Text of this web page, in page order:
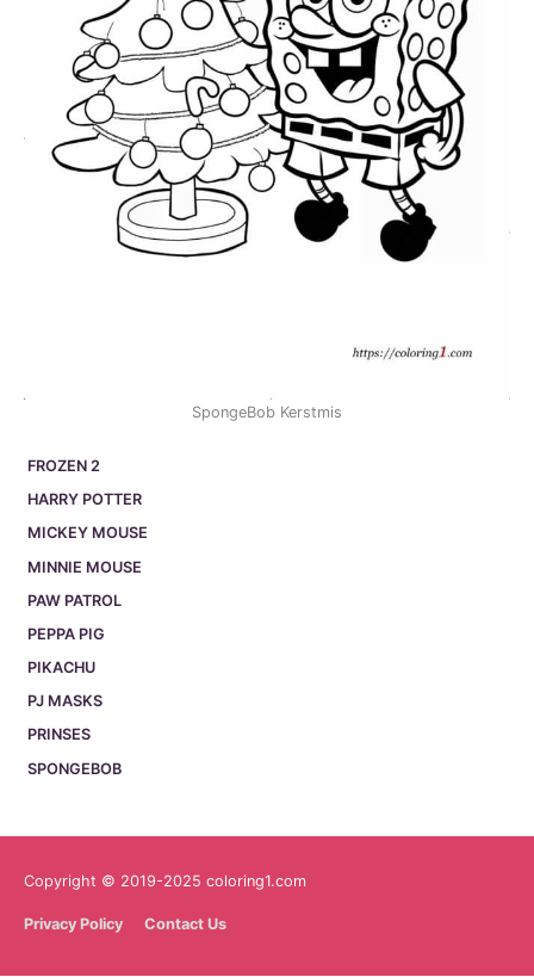
FROZEN 2
HARRY POTTER
MICKEY MOUSE
MINNIE MOUSE
PAW PATROL
PEPPA PIG
PIKACHU
PJ MASKS
PRINSES
SPONGEBOB
SpongeBob Kerstmis
Copyright © 2019-2025 coloring1.com
Privacy Policy Contact Us